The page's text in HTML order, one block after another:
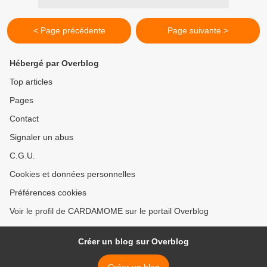
< Page précédente Page suivante >
Hébergé par Overblog
Top articles
Pages
Contact
Signaler un abus
C.G.U.
Cookies et données personnelles
Préférences cookies
Voir le profil de CARDAMOME sur le portail Overblog
Créer un blog sur Overblog